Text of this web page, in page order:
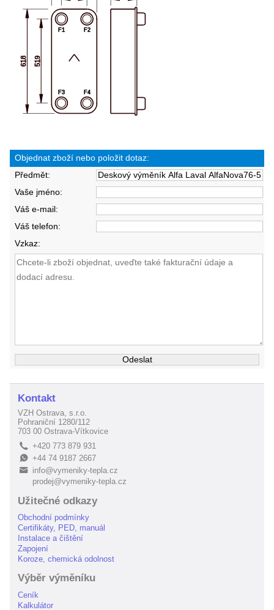
Objednat zboží nebo položit dotaz:
Předmět:
Vaše jméno:
Váš e-mail:
Váš telefon:
Vzkaz:
Kontakt
VZH Ostrava, s.r.o.
Pohraniční 1280/112
703 00 Ostrava-Vítkovice
L +420 773 879 931
E+44 74 9187 2667
B
info@vymeniky-tepla.cz
prodej@vymeniky-tepla.cz
Užitečné odkazy
Obchodní podmínky
Certifikáty, PED, manuál
Instalace a čištění
Zapojení
Koroze, chemická odolnost
Výběr výměníku
Ceník
Kalkulátor